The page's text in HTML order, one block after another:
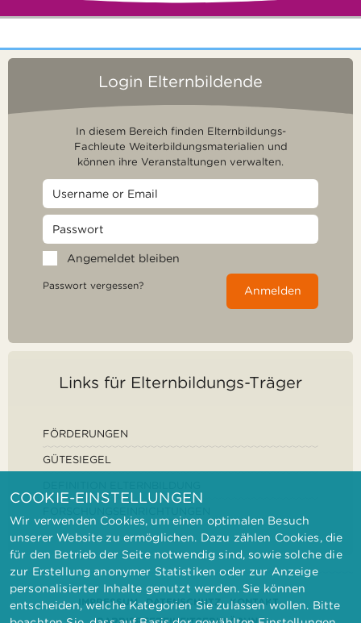
Login Elternbildende
In diesem Bereich finden Elternbildungs-
Fachleute Weiterbildungsmaterialien und
können ihre Veranstaltungen verwalten.
Angemeldet bleiben
Passwort vergessen? Anmelden
Links für Elternbildungs-Träger
FÖRDERUNGEN
GÜTESIEGEL
IMPRESSUM DATENSCHUTZ
KONTAKT
BARRIEREFREIHEITSERKLÄRUNG
COOKIE-EINSTELLUNGEN
Wir verwenden Cookies, um einen optimalen Besuch
unserer Website zu ermöglichen. Dazu zählen Cookies, die
für den Betrieb der Seite notwendig sind, sowie solche die
zur Erstellung anonymer Statistiken oder zur Anzeige
personalisierter Inhalte genutzt werden. Sie können
entscheiden, welche Kategorien Sie zulassen wollen. Bitte